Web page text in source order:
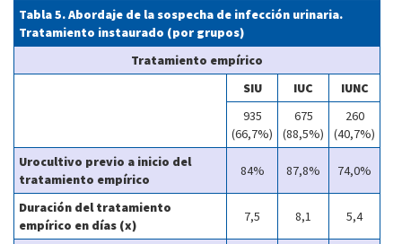
Tabla 5. Abordaje de la sospecha de infección urinaria.
Tratamiento instaurado (por grupos)
Tratamiento empírico
SIU
IUC
IUNC
935
(66,7%)
675
(88,5%)
260
(40,7%)
Urocultivo previo a inicio del
tratamiento empírico
84% 87,8% 74,0%
Duración del tratamiento
empírico en días (x)
7,5 8,1 5,4